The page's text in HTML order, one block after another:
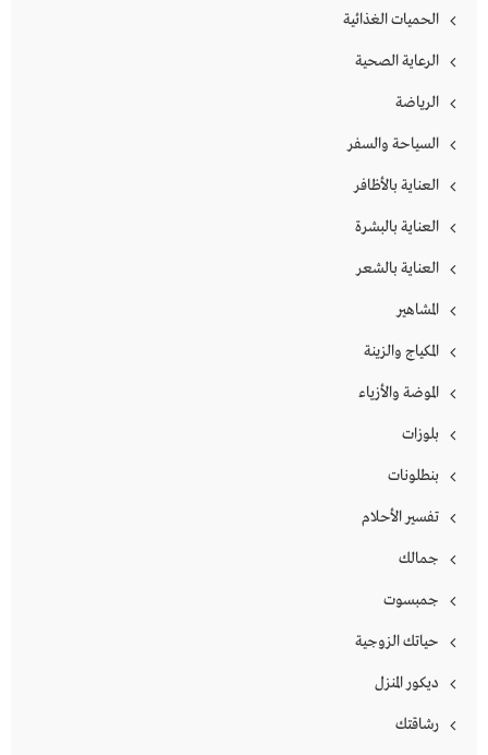
الحميات الغذائية
الرعاية الصحية
الرياضة
السياحة والسفر
العناية بالأظافر
العناية بالبشرة
العناية بالشعر
المشاهير
المكياج والزينة
الموضة والأزياء
بلوزات
بنطلونات
تفسير الأحلام
جمالك
جمبسوت
حياتك الزوجية
ديكور المنزل
رشاقتك